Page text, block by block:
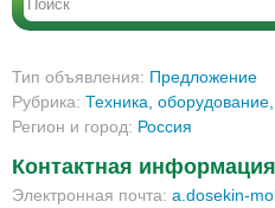
Тип объявления: Предложение
Рубрика: Техника, оборудование,
Регион и город: Россия
Контактная информация
Электронная почта: a.dosekin-